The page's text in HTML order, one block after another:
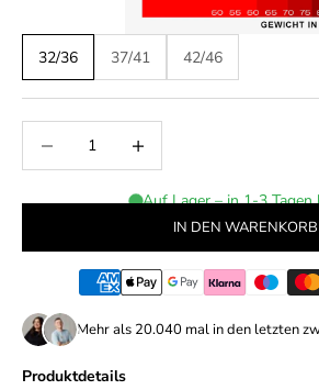
32/36 37/41 42/46
Auf Lager – in 1-3 Tagen
IN DEN WARENKORB
Mehr als 20.040 mal in den letzten
Produktdetails